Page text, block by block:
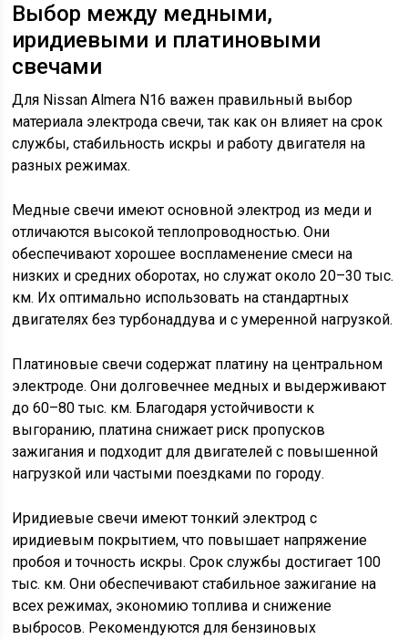
Выбор между медными,
иридиевыми и платиновыми
свечами
Для Nissan Almera N16 важен правильный выбор
материала электрода свечи, так как он влияет на срок
службы, стабильность искры и работу двигателя на
разных режимах.
Медные свечи имеют основной электрод из меди и
отличаются высокой теплопроводностью. Они
обеспечивают хорошее воспламенение смеси на
низких и средних оборотах, но служат около 20–30 тыс.
км. Их оптимально использовать на стандартных
двигателях без турбонаддува и с умеренной нагрузкой.
Платиновые свечи содержат платину на центральном
электроде. Они долговечнее медных и выдерживают
до 60–80 тыс. км. Благодаря устойчивости к
выгоранию, платина снижает риск пропусков
зажигания и подходит для двигателей с повышенной
нагрузкой или частыми поездками по городу.
Иридиевые свечи имеют тонкий электрод с
иридиевым покрытием, что повышает напряжение
пробоя и точность искры. Срок службы достигает 100
тыс. км. Они обеспечивают стабильное зажигание на
всех режимах, экономию топлива и снижение
выбросов. Рекомендуются для бензиновых